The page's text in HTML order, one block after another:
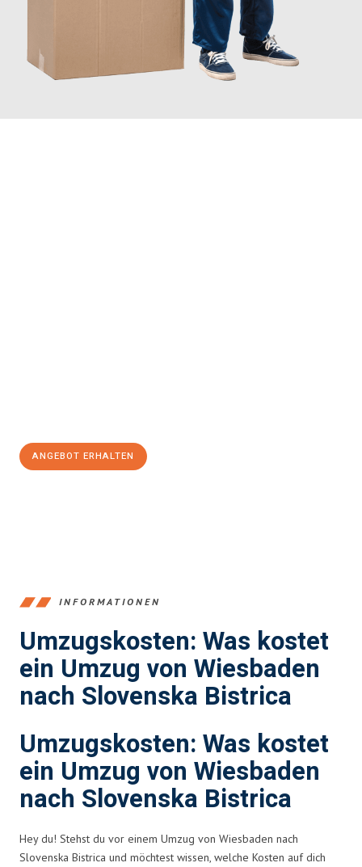
ANGEBOT ERHALTEN
INFORMATIONEN
Umzugskosten: Was kostet
ein Umzug von Wiesbaden
nach Slovenska Bistrica
Umzugskosten: Was kostet
ein Umzug von Wiesbaden
nach Slovenska Bistrica
Hey du! Stehst du vor einem Umzug von Wiesbaden nach
Slovenska Bistrica und möchtest wissen, welche Kosten auf dich